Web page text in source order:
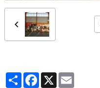
PartagerFacebook
X